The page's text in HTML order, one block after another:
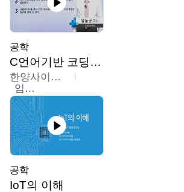
공학
C언어기반 코딩교육
한양사이버대학교
임동균
공학
IoT의 이해